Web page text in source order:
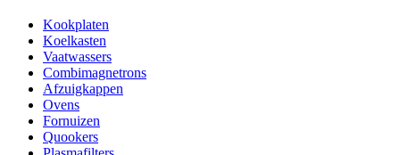
Kookplaten
Koelkasten
Vaatwassers
Combimagnetrons
Afzuigkappen
Ovens
Fornuizen
Quookers